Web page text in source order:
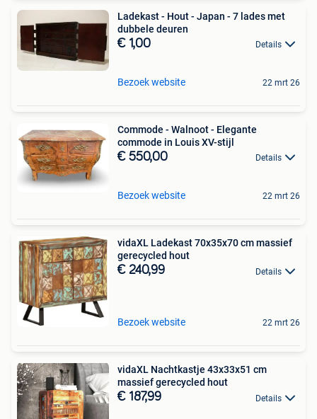
Ladekast - Hout - Japan - 7 lades met
dubbele deuren
€ 1,00 Details
Bezoek website 22 mrt 26
Commode - Walnoot - Elegante
commode in Louis XV-stijl
€ 550,00 Details
Bezoek website 22 mrt 26
vidaXL Ladekast 70x35x70 cm massief
gerecycled hout
€ 240,99 Details
Bezoek website 22 mrt 26
vidaXL Nachtkastje 43x33x51 cm
massief gerecycled hout
€ 187,99 Details